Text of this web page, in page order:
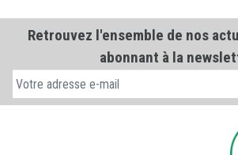
Retrouvez l'ensemble de nos
abonnant à la